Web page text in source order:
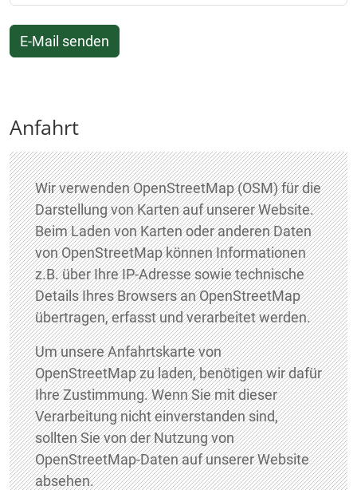
E-Mail senden
Anfahrt
Wir verwenden OpenStreetMap (OSM) für die
Darstellung von Karten auf unserer Website.
Beim Laden von Karten oder anderen Daten
von OpenStreetMap können Informationen
z.B. über Ihre IP-Adresse sowie technische
Details Ihres Browsers an OpenStreetMap
übertragen, erfasst und verarbeitet werden.
Um unsere Anfahrtskarte von
OpenStreetMap zu laden, benötigen wir dafür
Ihre Zustimmung. Wenn Sie mit dieser
Verarbeitung nicht einverstanden sind,
sollten Sie von der Nutzung von
OpenStreetMap-Daten auf unserer Website
absehen.